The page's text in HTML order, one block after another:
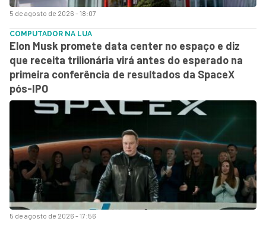
5 de agosto de 2026 - 18:07
5 de agosto de 2026 - 17:56
COMPUTADOR NA LUA
Elon Musk promete data center no espaço e diz
que receita trilionária virá antes do esperado na
primeira conferência de resultados da SpaceX
pós-IPO